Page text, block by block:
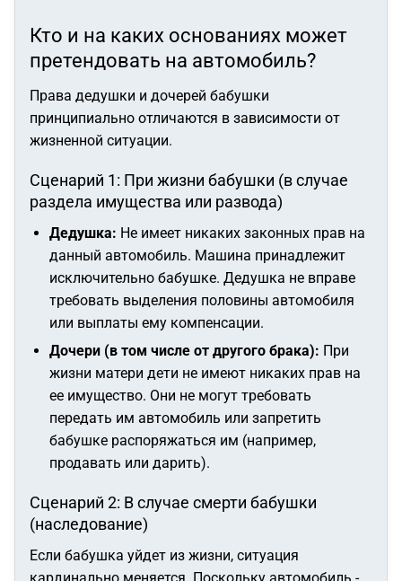
Кто и на каких основаниях может
претендовать на автомобиль?
Права дедушки и дочерей бабушки
принципиально отличаются в зависимости от
жизненной ситуации.
Сценарий 1: При жизни бабушки (в случае
раздела имущества или развода)
Дедушка: Не имеет никаких законных прав на
данный автомобиль. Машина принадлежит
исключительно бабушке. Дедушка не вправе
требовать выделения половины автомобиля
или выплаты ему компенсации.
Дочери (в том числе от другого брака): При
жизни матери дети не имеют никаких прав на
ее имущество. Они не могут требовать
передать им автомобиль или запретить
бабушке распоряжаться им (например,
продавать или дарить).
Сценарий 2: В случае смерти бабушки
(наследование)
Если бабушка уйдет из жизни, ситуация